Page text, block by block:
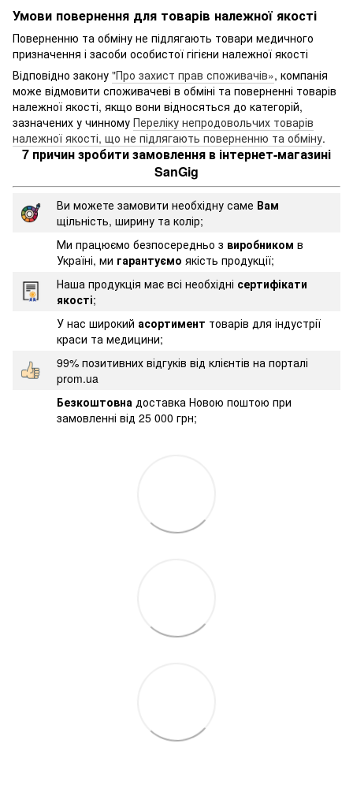
Умови повернення для товарів належної якості
Поверненню та обміну не підлягають товари медичного
призначення і засоби особистої гігієни належної якості
Відповідно закону "Про захист прав споживачів», компанія
може відмовити споживачеві в обміні та поверненні товарів
належної якості, якщо вони відносяться до категорій,
зазначених у чинному Переліку непродовольчих товарів
належної якості, що не підлягають поверненню та обміну.
7 причин зробити замовлення в інтернет-магазині
SanGig
Ви можете замовити необхідну саме Вам
щільність, ширину та колір;
Ми працюємо безпосередньо з виробником в
Україні, ми гарантуємо якість продукції;
Наша продукція має всі необхідні сертифікати
якості;
У нас широкий асортимент товарів для індустрії
краси та медицини;
99% позитивних відгуків від клієнтів на порталі
prom.ua
Безкоштовна доставка Новою поштою при
замовленні від 25 000 грн;